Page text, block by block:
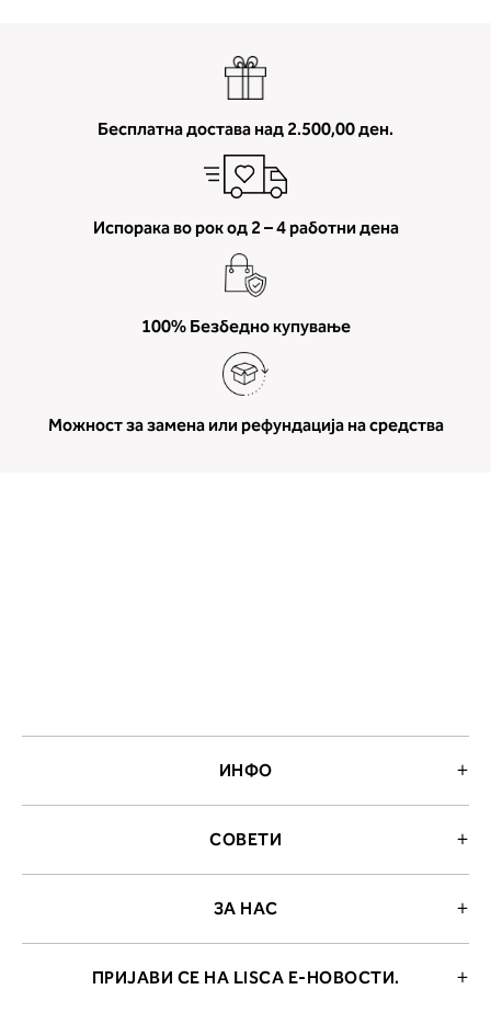
Бесплатна достава над 2.500,00 ден.
Испорака во рок од 2 – 4 работни дена
100% Безбедно купување
Можност за замена или рефундација на средства
ИНФО
СОВЕТИ
ЗА НАС
ПРИЈАВИ СЕ НА LISCA Е-НОВОСТИ.